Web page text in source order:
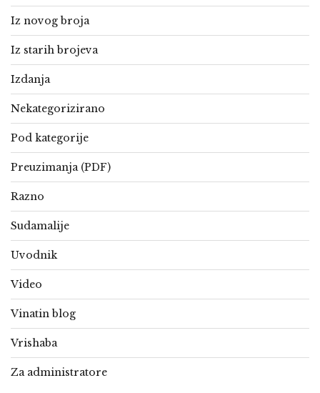
Iz novog broja
Iz starih brojeva
Izdanja
Nekategorizirano
Pod kategorije
Preuzimanja (PDF)
Razno
Sudamalije
Uvodnik
Video
Vinatin blog
Vrishaba
Za administratore